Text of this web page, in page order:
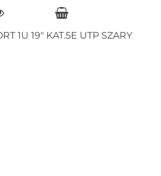
1U 19" KAT.5E UTP SZARY